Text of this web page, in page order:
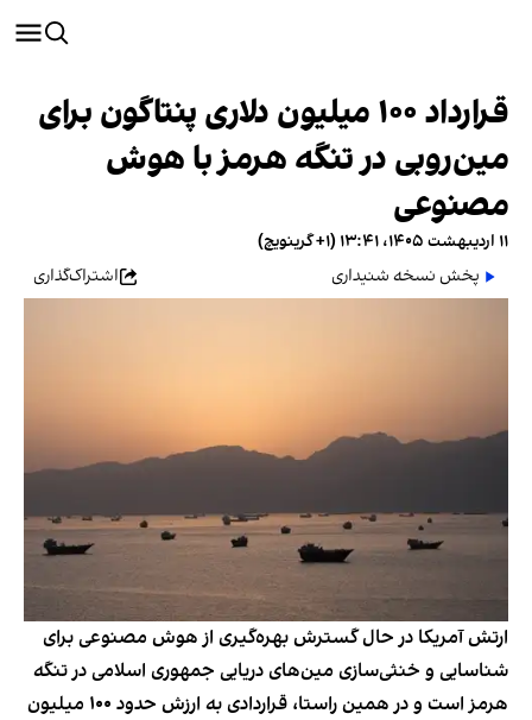
قرارداد ۱۰۰ میلیون دلاری پنتاگون برای
مین‌روبی در تنگه هرمز با هوش
مصنوعی
۱۱ اردیبهشت ۱۴۰۵، ۱۳:۴۱ (‎+۱ گرینویچ)
پخش نسخه شنیداری
اشتراک‌گذاری
ارتش آمریکا در حال گسترش بهره‌گیری از هوش مصنوعی برای
شناسایی و خنثی‌سازی مین‌های دریایی جمهوری اسلامی در تنگه
هرمز است و در همین راستا، قراردادی به ارزش حدود ۱۰۰ میلیون